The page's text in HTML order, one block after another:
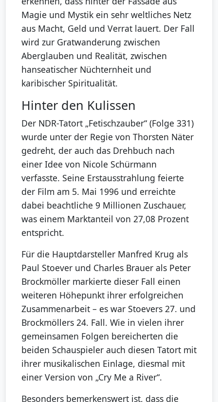
Magie und Mystik ein sehr weltliches Netz
aus Macht, Geld und Verrat lauert. Der Fall
wird zur Gratwanderung zwischen
Aberglauben und Realität, zwischen
hanseatischer Nüchternheit und
karibischer Spiritualität.
Hinter den Kulissen
Der NDR-Tatort „Fetischzauber“ (Folge 331)
wurde unter der Regie von Thorsten Näter
gedreht, der auch das Drehbuch nach
einer Idee von Nicole Schürmann
verfasste. Seine Erstausstrahlung feierte
der Film am 5. Mai 1996 und erreichte
dabei beachtliche 9 Millionen Zuschauer,
was einem Marktanteil von 27,08 Prozent
entspricht.
Für die Hauptdarsteller Manfred Krug als
Paul Stoever und Charles Brauer als Peter
Brockmöller markierte dieser Fall einen
weiteren Höhepunkt ihrer erfolgreichen
Zusammenarbeit – es war Stoevers 27. und
Brockmöllers 24. Fall. Wie in vielen ihrer
gemeinsamen Folgen bereicherten die
beiden Schauspieler auch diesen Tatort mit
ihrer musikalischen Einlage, diesmal mit
einer Version von „Cry Me a River“.
Besonders bemerkenswert ist, dass die